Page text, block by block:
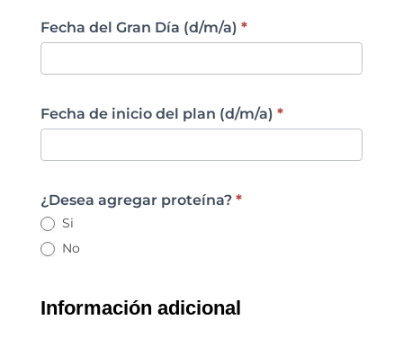
Fecha del Gran Día (d/m/a) *
Fecha de inicio del plan (d/m/a) *
¿Desea agregar proteína? *
Si
No
Información adicional